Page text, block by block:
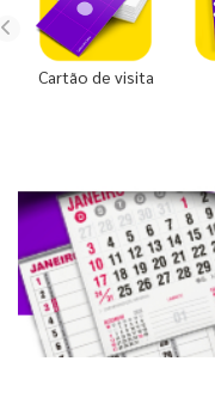
Cartão de visita